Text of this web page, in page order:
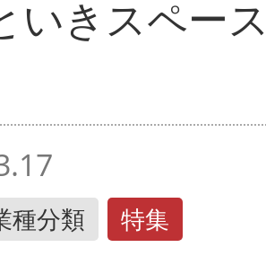
いきスペー
種分類 特集